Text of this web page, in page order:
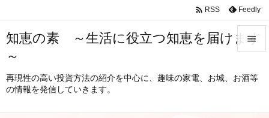
知恵の素 ～生活に役立つ知恵を届けます
～
再現性の高い投資方法の紹介を中心に、趣味の家電、お城、お酒等
の情報を発信していきます。

メニュ
 RSS Feedly